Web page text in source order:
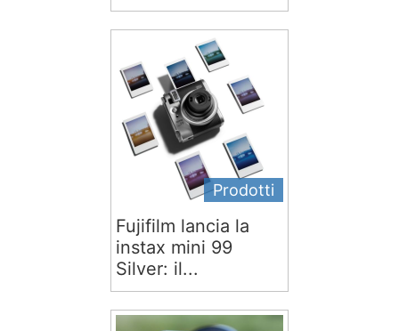
Prodotti
Fujifilm lancia la
instax mini 99
Silver: il...